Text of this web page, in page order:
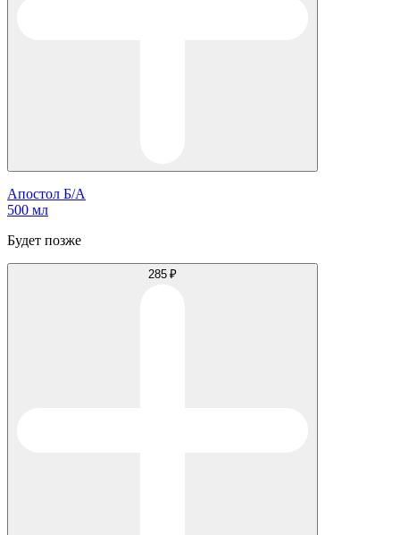
Апостол Б/А
500 мл
Будет позже
285 ₽